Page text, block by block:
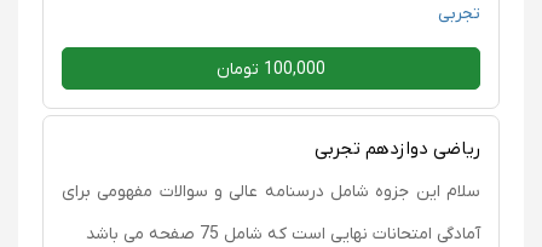
تجربی
100,000 تومان
ریاضی دوازدهم تجربی
سلام این جزوه شامل درسنامه عالی و سوالات مفهومی برای
آمادگی امتحانات نهایی است که شامل 75 صفحه می باشد